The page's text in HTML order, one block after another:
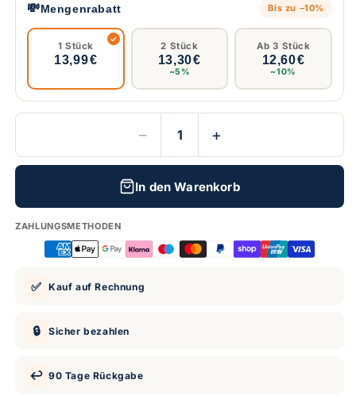
💸Mengenrabatt Bis zu −10%
1 Stück
13,99 €
2 Stück
13,30 €
~5%
Ab 3 Stück
12,60 €
~10%
− +
In den Warenkorb
ZAHLUNGSMETHODEN
✅ Kauf auf Rechnung
🔒 Sicher bezahlen
↩️ 90 Tage Rückgabe